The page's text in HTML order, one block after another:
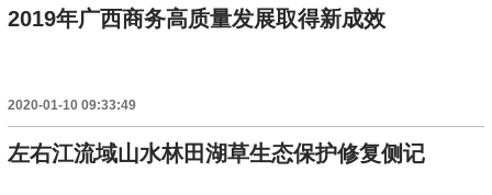
2019年广西商务高质量发展取得新成效
2020-01-10 09:33:49
左右江流域山水林田湖草生态保护修复侧记